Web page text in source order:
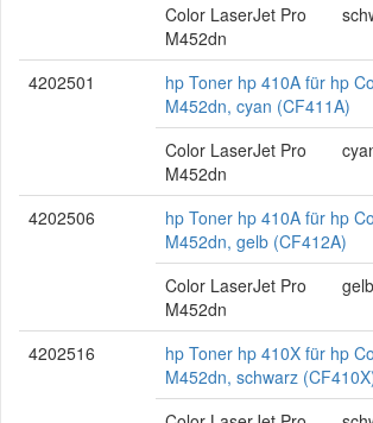
Color LaserJet Pro
M452dn
4202501
hp Toner hp 410A für hp
M452dn, cyan (CF411A)
Color LaserJet Pro
M452dn
4202506
hp Toner hp 410A für hp
M452dn, gelb (CF412A)
Color LaserJet Pro
M452dn
gelb
4202516
hp Toner hp 410X für hp
M452dn, schwarz